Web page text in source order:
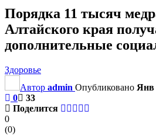
Порядка 11 тысяч
Алтайского края
дополнительные
Здоровье
Автор admin Опубликовано Янв
0
33
Поделится
0
(0)